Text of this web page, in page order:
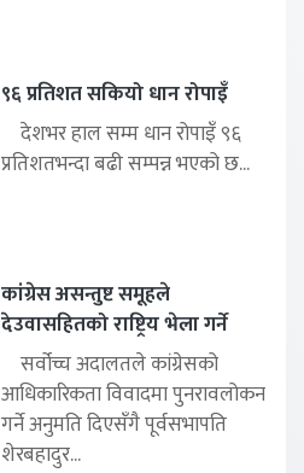
९६ प्रतिशत सकियो धान रोपाइँ
देशभर हाल सम्म धान रोपाइँ ९६
प्रतिशतभन्दा बढी सम्पन्न भएको छ...
कांग्रेस असन्तुष्ट समूहले
देउवासहितको राष्ट्रिय भेला गर्ने
सर्वोच्च अदालतले कांग्रेसको
आधिकारिकता विवादमा पुनरावलोकन
गर्ने अनुमति दिएसँगै पूर्वसभापति
शेरबहादुर...